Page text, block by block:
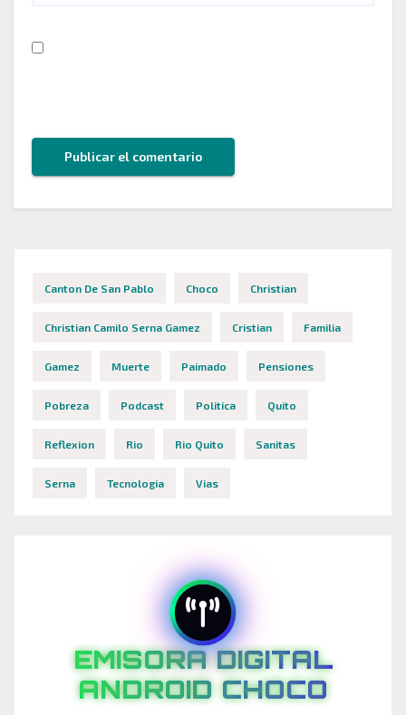
Canton De San Pablo Choco Christian
Christian Camilo Serna Gamez Cristian Familia
Gamez Muerte Paimado Pensiones
Pobreza Podcast Politica Quito
Reflexion Rio Rio Quito Sanitas
Serna Tecnologia Vias
EMISORA DIGITAL
ANDROID CHOCO